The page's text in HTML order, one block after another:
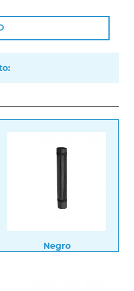
Negro